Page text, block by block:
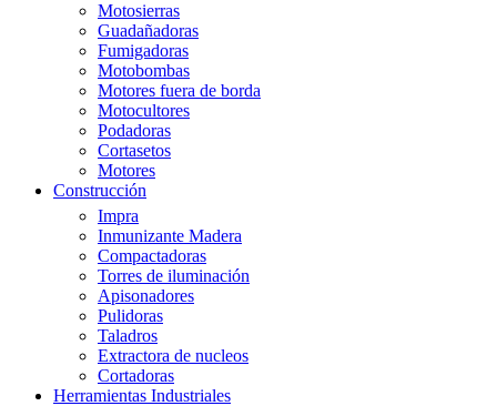
Motosierras
Guadañadoras
Fumigadoras
Motobombas
Motores fuera de borda
Motocultores
Podadoras
Cortasetos
Motores
Construcción
Impra
Inmunizante Madera
Compactadoras
Torres de iluminación
Apisonadores
Pulidoras
Taladros
Extractora de nucleos
Cortadoras
Herramientas Industriales